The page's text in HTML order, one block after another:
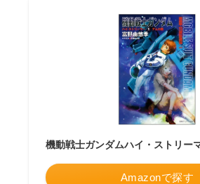
機動戦士ガンダムハイ・ストリー
Amazonで探す